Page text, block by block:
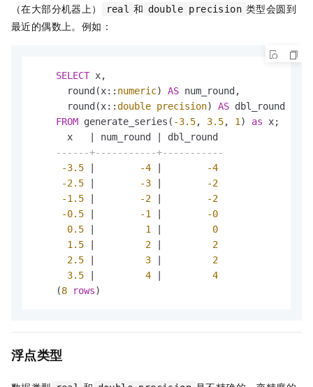
（在大部分机器上）
real 和 double precision 类型会圆到
最近的偶数上。例如：
SELECT x,
      round(x::
numeric) AS num_round,
      round(x::
double precision) AS dbl_round
FROM generate_series( -3.5, 3.5, 1) as x;
      x
num_round
dbl_round
------+-----------+-----------
-3.5
-4
-4
-2.5
-3
-2
-1.5
-2
-2
-0.5
-1
-0
0.5
1
0
1.5
2
2
2.5
3
2
3.5
4
4
    (
8 rows)
浮点类型